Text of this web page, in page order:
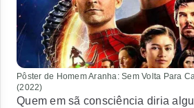
Pôster de Homem Aranha: Sem Volta Para
(2022)
Quem em sã consciência diria